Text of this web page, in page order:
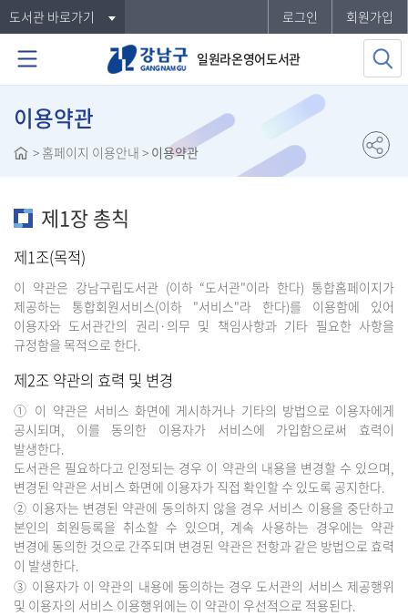
도서관 바로가기 로그인 회원가입
일원라온영어도서관
이용약관
> 홈페이지 이용안내 > 이용약관
제1장 총칙
제1조(목적)
이 약관은 강남구립도서관 (이하 “도서관"이라 한다) 통합홈페이지가
제공하는 통합회원서비스(이하 "서비스"라 한다)를 이용함에 있어
이용자와 도서관간의 권리·의무 및 책임사항과 기타 필요한 사항을
규정함을 목적으로 한다.
제2조 약관의 효력 및 변경
① 이 약관은 서비스 화면에 게시하거나 기타의 방법으로 이용자에게
공시되며, 이를 동의한 이용자가 서비스에 가입함으로써 효력이
발생한다.
도서관은 필요하다고 인정되는 경우 이 약관의 내용을 변경할 수 있으며,
변경된 약관은 서비스 화면에 이용자가 직접 확인할 수 있도록 공지한다.
② 이용자는 변경된 약관에 동의하지 않을 경우 서비스 이용을 중단하고
본인의 회원등록을 취소할 수 있으며, 계속 사용하는 경우에는 약관
변경에 동의한 것으로 간주되며 변경된 약관은 전항과 같은 방법으로 효력
이 발생한다.
③ 이용자가 이 약관의 내용에 동의하는 경우 도서관의 서비스 제공행위
및 이용자의 서비스 이용행위에는 이 약관이 우선적으로 적용된다.